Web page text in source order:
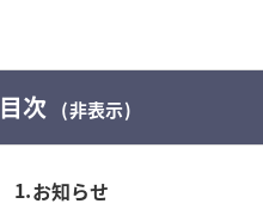
目次 非表示
1 お知らせ